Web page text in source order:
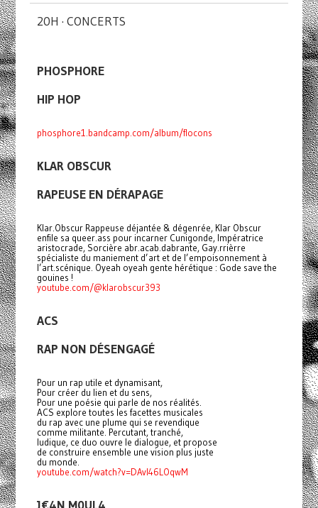
20H · CONCERTS
PHOSPHORE
HIP HOP
phosphore1.bandcamp.com/album/flocons
KLAR OBSCUR
RAPEUSE EN DÉRAPAGE
Klar.Obscur Rappeuse déjantée & dégenrée, Klar Obscur
enfile sa queer.ass pour incarner Cunigonde, Impératrice
aristocrade, Sorcière abr.acab.dabrante, Gay.rrièrre
spécialiste du maniement d’art et de l’empoisonnement à
l’art.scénique. Oyeah oyeah gente hérétique : Gode save the
gouines !
youtube.com/@klarobscur393
ACS
RAP NON DÉSENGAGÉ
Pour un rap utile et dynamisant,
Pour créer du lien et du sens,
Pour une poésie qui parle de nos réalités.
ACS explore toutes les facettes musicales
du rap avec une plume qui se revendique
comme militante. Percutant, tranché,
ludique, ce duo ouvre le dialogue, et propose
de construire ensemble une vision plus juste
du monde.
youtube.com/watch?v=DAvI46LOqwM